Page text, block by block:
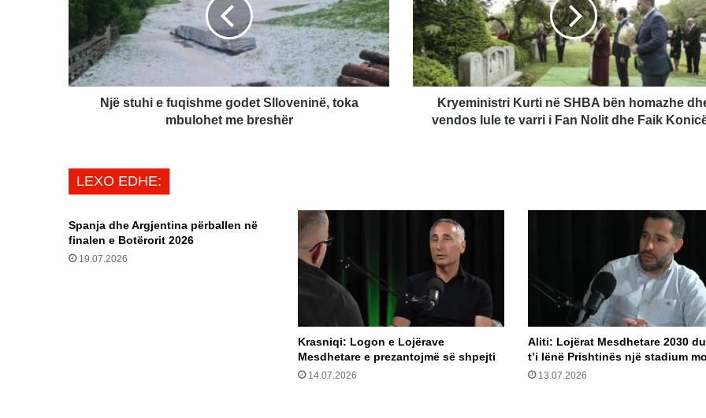
godet
Slloveninë,
toka
mbulohet
me
breshërNjë stuhi e fuqishme godet Slloveninë, toka
mbulohet me breshër
bën
homazhe
dhe
vendos
lule
Konicës
Kryeministri Kurti në SHBA bën homazhe
vendos lule te varri i Fan Nolit dhe Faik
LEXO EDHE:
Spanja dhe Argjentina përballen në
finalen e Botërorit 2026
19.07.2026
Krasniqi: Logon e Lojërave
Mesdhetare e prezantojmë së shpejti
14.07.2026
​Aliti: Lojërat Mesdhetare 2030
t’i lënë Prishtinës një stadium
13.07.2026